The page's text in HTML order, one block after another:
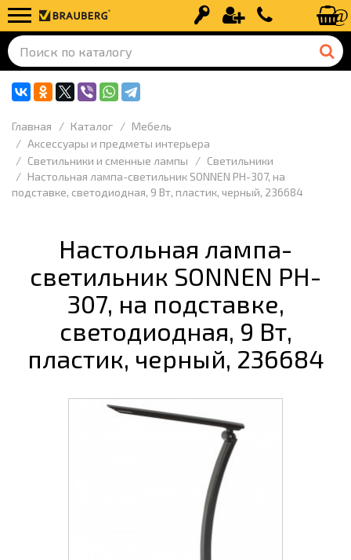
Вход Регистрация+7 (499) 110-
Главная Каталог
Мебель
Аксессуары и предметы интерьера
Светильники и сменные лампы
Светильники
Настольная лампа-светильник SONNEN PH-307, на
подставке, светодиодная, 9 Вт, пластик, черный, 236684
Настольная лампа-
светильник SONNEN PH-
307, на подставке,
светодиодная, 9 Вт,
пластик, черный, 236684